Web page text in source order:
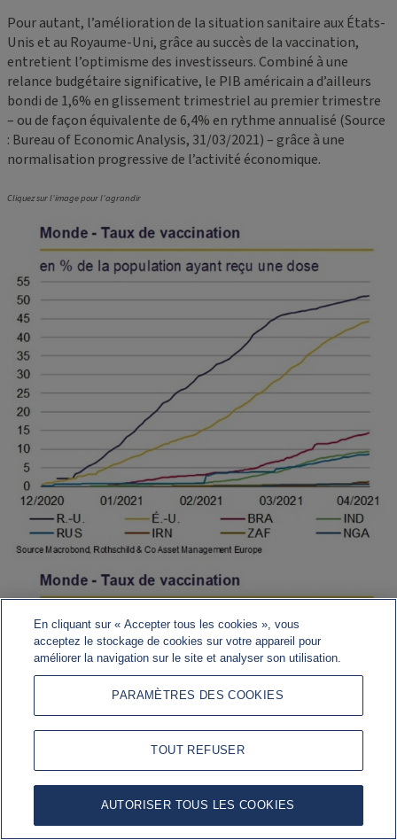
Pour autant, l’amélioration de la situation sanitaire aux États-
Unis et au Royaume-Uni, grâce au succès de la vaccination,
entretient l’optimisme des investisseurs. Combiné à une
relance budgétaire significative, le PIB américain a d’ailleurs
bondi de 1,6% en glissement trimestriel au premier trimestre
– ou de façon équivalente de 6,4% en rythme annualisé (Source
: Bureau of Economic Analysis, 31/03/2021) – grâce à une
normalisation progressive de l’activité économique.
Cliquez sur l’image pour l’agrandir
En cliquant sur « Accepter tous les cookies », vous
acceptez le stockage de cookies sur votre appareil pour
améliorer la navigation sur le site et analyser son utilisation.
PARAMÈTRES DES COOKIES
TOUT REFUSER
AUTORISER TOUS LES COOKIES